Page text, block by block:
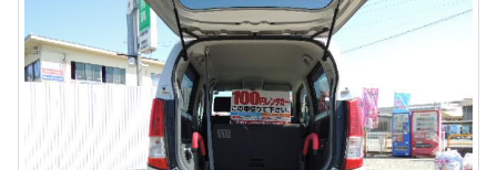
Previous Next